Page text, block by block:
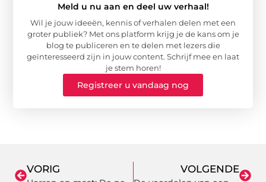
Meld u nu aan en deel uw verhaal!
Wil je jouw ideeën, kennis of verhalen delen met een
groter publiek? Met ons platform krijg je de kans om je
blog te publiceren en te delen met lezers die
geïnteresseerd zijn in jouw content. Schrijf mee en laat
je stem horen!
Registreer u vandaag nog
VORIG VOLGENDE